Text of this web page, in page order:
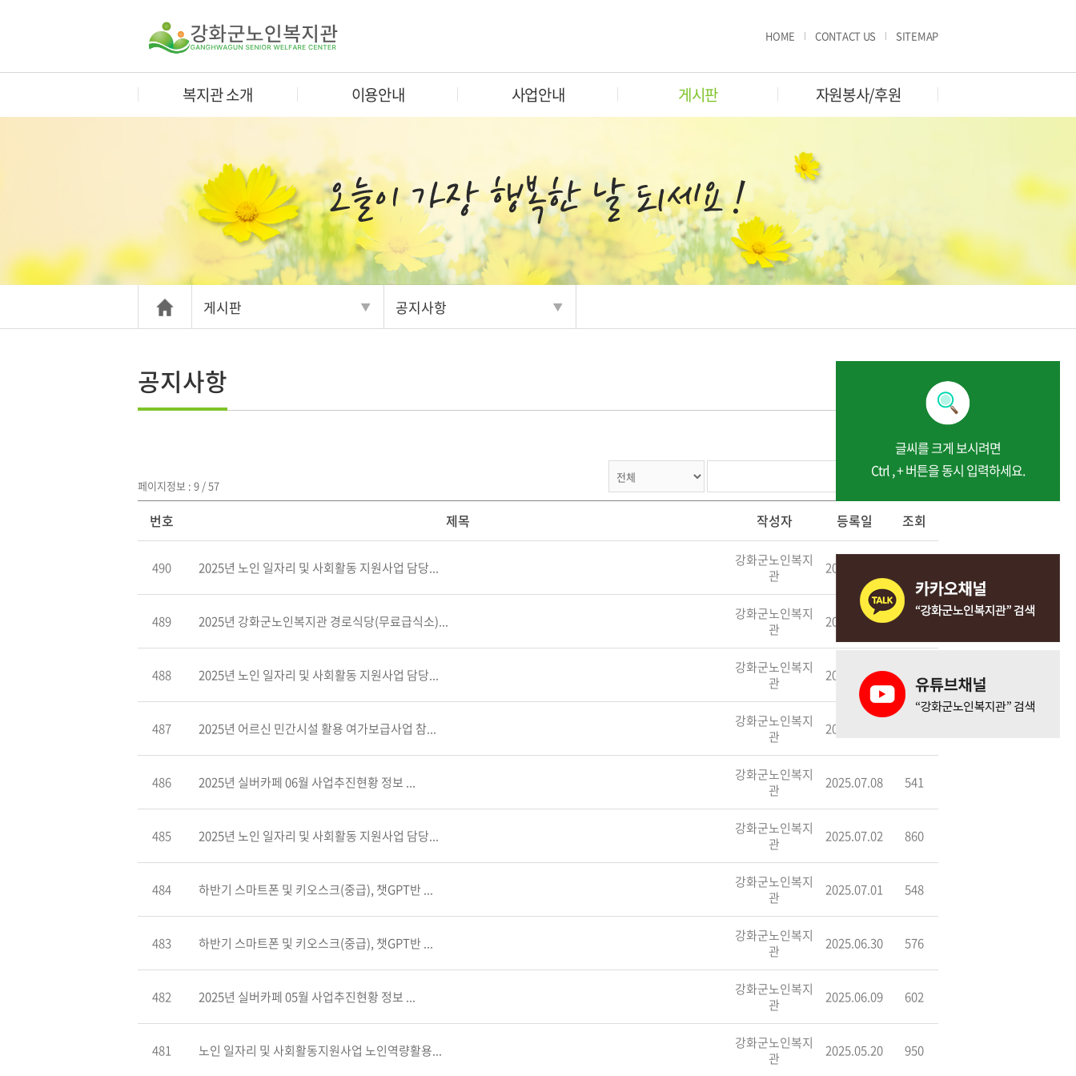
HOME CONTACT US SITEMAP
복지관 소개 이용안내 사업안내 게시판 자원봉사/후원
게시판 공지사항
공지사항
페이지정보 : 9 / 57
검색
번호 제목 작성자 등록일 조회
490 2025년 노인 일자리 및 사회활동 지원사업 담당...
강화군노인복지
관
2025.07.24
489 2025년 강화군노인복지관 경로식당(무료급식소)...
강화군노인복지
관
2025.07.18 673
488 2025년 노인 일자리 및 사회활동 지원사업 담당...
강화군노인복지
관
2025.07.18 715
487 2025년 어르신 민간시설 활용 여가보급사업 참...
강화군노인복지
관
2025.07.10
486 2025년 실버카페 06월 사업추진현황 정보 ...
강화군노인복지
관
2025.07.08 541
485 2025년 노인 일자리 및 사회활동 지원사업 담당...
강화군노인복지
관
2025.07.02 860
484 하반기 스마트폰 및 키오스크(중급), 챗GPT반 ...
강화군노인복지
관
2025.07.01 548
483 하반기 스마트폰 및 키오스크(중급), 챗GPT반 ...
강화군노인복지
관
2025.06.30 576
482 2025년 실버카페 05월 사업추진현황 정보 ...
강화군노인복지
관
2025.06.09 602
481 노인 일자리 및 사회활동지원사업 노인역량활용...
강화군노인복지
관
2025.05.20 950
글씨를 크게 보시려면
Ctrl , + 버튼을 동시 입력하세요.